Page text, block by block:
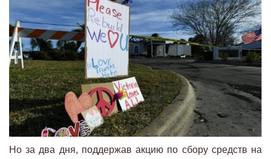
Но за два дня, поддержав акцию по сбору средств на